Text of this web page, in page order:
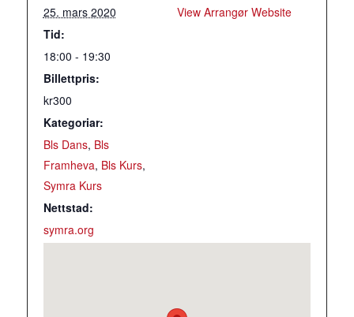
25. mars 2020
Tid:
18:00 - 19:30
Billettpris:
kr300
Kategoriar:
Bls Dans, Bls
Framheva, Bls Kurs,
Symra Kurs
Nettstad:
symra.org
View Arrangør Website